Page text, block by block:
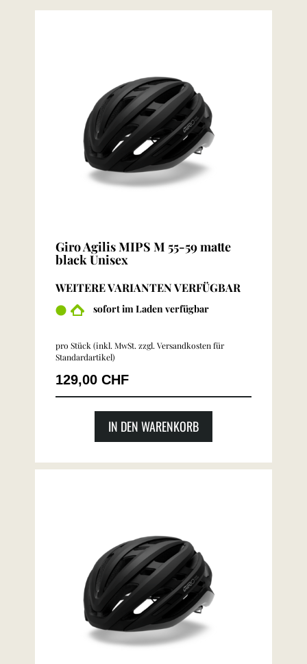
Giro Agilis MIPS M 55-59 matte
black Unisex
WEITERE VARIANTEN VERFÜGBAR
sofort im Laden verfügbar
pro Stück (inkl. MwSt. zzgl. Versandkosten für
Standardartikel)
129,00 CHF
IN DEN WARENKORB